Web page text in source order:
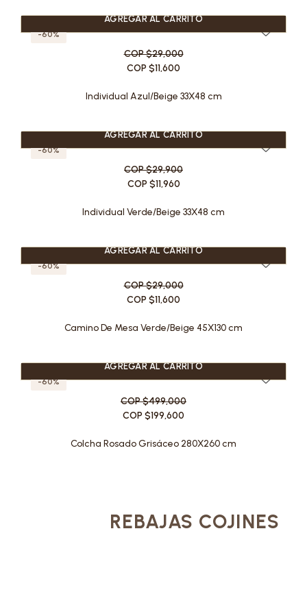
-60%
AGREGAR AL CARRITO
Individual Azul/Beige 33X48 cm
COP $29,000
COP $11,600
-60%
AGREGAR AL CARRITO
Individual Verde/Beige 33X48 cm
COP $29,900
COP $11,960
-60%
AGREGAR AL CARRITO
Camino De Mesa Verde/Beige 45X130 cm
COP $29,000
COP $11,600
-60%
AGREGAR AL CARRITO
Colcha Rosado Grisáceo 280X260 cm
COP $499,000
COP $199,600
REBAJAS COJINES